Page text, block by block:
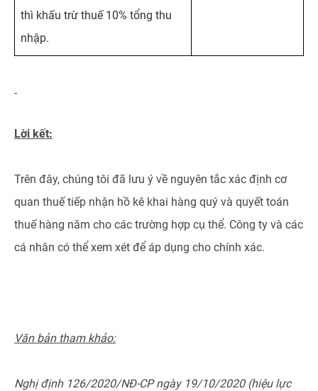
thì khấu trừ thuế 10% tổng thu
nhập.
Lời kết:
Trên đây, chúng tôi đã lưu ý về nguyên tắc xác định cơ
quan thuế tiếp nhận hồ kê khai hàng quý và quyết toán
thuế hàng năm cho các trường hợp cụ thể. Công ty và các
cá nhân có thể xem xét để áp dụng cho chính xác.
Văn bản tham khảo:
Nghị định 126/2020/NĐ-CP ngày 19/10/2020 (hiệu lực